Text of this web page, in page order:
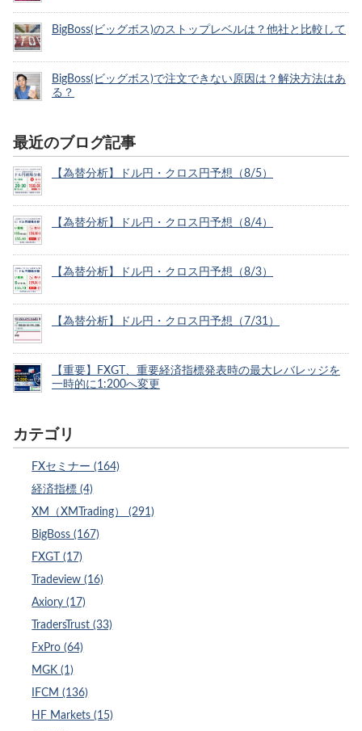
BigBoss(ビッグボス)のストップレベルは？他社と比較して
BigBoss(ビッグボス)で注文できない原因は？解決方法はあ
る？
最近のブログ記事
【為替分析】ドル円・クロス円予想（8/5）
【為替分析】ドル円・クロス円予想（8/4）
【為替分析】ドル円・クロス円予想（8/3）
【為替分析】ドル円・クロス円予想（7/31）
【重要】FXGT、重要経済指標発表時の最大レバレッジを
一時的に1:200へ変更
カテゴリ
FXセミナー (164)
経済指標 (4)
XM（XMTrading） (291)
BigBoss (167)
FXGT (17)
Tradeview (16)
Axiory (17)
TradersTrust (33)
FxPro (64)
MGK (1)
IFCM (136)
HF Markets (15)